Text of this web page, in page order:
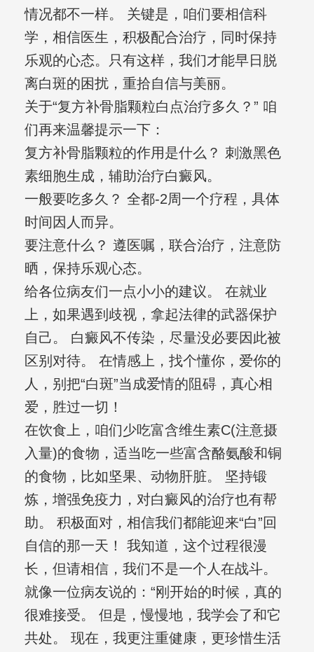
情况都不一样。 关键是，咱们要相信科
学，相信医生，积极配合治疗，同时保持
乐观的心态。只有这样，我们才能早日脱
离白斑的困扰，重拾自信与美丽。
关于“复方补骨脂颗粒白点治疗多久？” 咱
们再来温馨提示一下：
复方补骨脂颗粒的作用是什么？ 刺激黑色
素细胞生成，辅助治疗白癜风。
一般要吃多久？ 全都-2周一个疗程，具体
时间因人而异。
要注意什么？ 遵医嘱，联合治疗，注意防
晒，保持乐观心态。
给各位病友们一点小小的建议。 在就业
上，如果遇到歧视，拿起法律的武器保护
自己。 白癜风不传染，尽量没必要因此被
区别对待。 在情感上，找个懂你，爱你的
人，别把“白斑”当成爱情的阻碍，真心相
爱，胜过一切！
在饮食上，咱们少吃富含维生素C(注意摄
入量)的食物，适当吃一些富含酪氨酸和铜
的食物，比如坚果、动物肝脏。 坚持锻
炼，增强免疫力，对白癜风的治疗也有帮
助。 积极面对，相信我们都能迎来“白”回
自信的那一天！ 我知道，这个过程很漫
长，但请相信，我们不是一个人在战斗。
就像一位病友说的：“刚开始的时候，真的
很难接受。 但是，慢慢地，我学会了和它
共处。 现在，我更注重健康，更珍惜生活